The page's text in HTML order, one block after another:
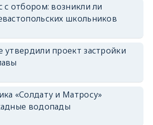
с отбором: возникли ли
школьников
утвердили проект застройки
«Солдату и Матросу»
водопады